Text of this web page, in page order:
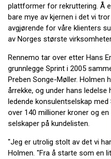
plattformer for rekruttering. Å
bare mye av kjernen i det vi
avgjørende for våre klienters
av Norges største
Rennemo tar over etter Hans
grunnlegge Sprint i 2005
Preben Songe-Møller. Holmen
årrekke, og under hans
ledende konsulentselskap
over 140 millioner kroner og
selskaper på kundelisten.
"Jeg er utrolig stolt av det vi
Holmen. "Fra å starte som en